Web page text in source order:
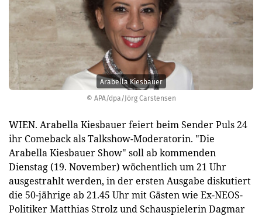
© APA/dpa/Jörg Carstensen
Arabella Kiesbauer
WIEN. Arabella Kiesbauer feiert beim Sender Puls 24
ihr Comeback als Talkshow-Moderatorin. "Die
Arabella Kiesbauer Show" soll ab kommenden
Dienstag (19. November) wöchentlich um 21 Uhr
ausgestrahlt werden, in der ersten Ausgabe diskutiert
die 50-jährige ab 21.45 Uhr mit Gästen wie Ex-NEOS-
Politiker Matthias Strolz und Schauspielerin Dagmar